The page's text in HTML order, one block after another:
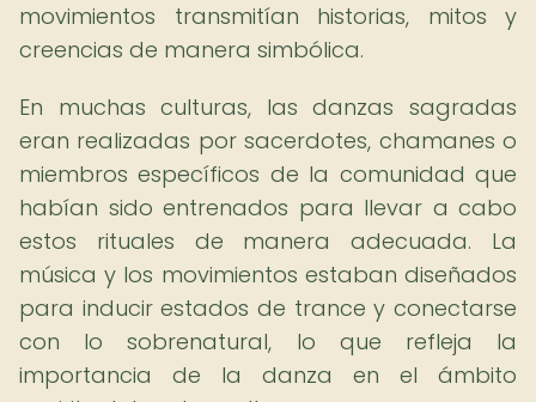
movimientos transmitían historias, mitos y
creencias de manera simbólica.
En muchas culturas, las danzas sagradas
eran realizadas por sacerdotes, chamanes o
miembros específicos de la comunidad que
habían sido entrenados para llevar a cabo
estos rituales de manera adecuada. La
música y los movimientos estaban diseñados
para inducir estados de trance y conectarse
con lo sobrenatural, lo que refleja la
importancia de la danza en el ámbito